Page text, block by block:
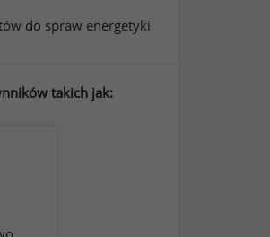
do spraw energetyki
takich jak: